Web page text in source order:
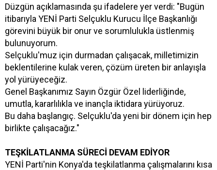
Düzgün açıklamasında şu ifadelere yer verdi: "Bugün
itibarıyla YENİ Parti Selçuklu Kurucu İlçe Başkanlığı
görevini büyük bir onur ve sorumlulukla üstlenmiş
bulunuyorum.
Selçuklu'muz için durmadan çalışacak, milletimizin
beklentilerine kulak veren, çözüm üreten bir anlayışla
yol yürüyeceğiz.
Genel Başkanımız Sayın Özgür Özel liderliğinde,
umutla, kararlılıkla ve inançla iktidara yürüyoruz.
Bu daha başlangıç. Selçuklu'da yeni bir dönem için hep
birlikte çalışacağız."
TEŞKİLATLANMA SÜRECİ DEVAM EDİYOR
YENİ Parti'nin Konya'da teşkilatlanma çalışmalarını kısa